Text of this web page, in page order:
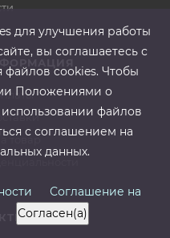
товар
для улучшения работы
вы соглашаетесь с
файлов cооkies. Чтобы
Положениями о
файлов
с соглашением на
данных.
Соглашение на
Согласен(а)